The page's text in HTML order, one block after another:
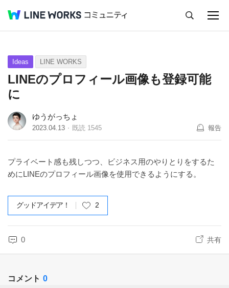
Q&A Tips Ideas
Ideas LINE WORKS
LINEのプロフィール画像も登録可能
に
ゆうがっちょ
2023.04.13 既読 1545 報告
プライベート感も残しつつ、ビジネス用のやりとりをするた
めにLINEのプロフィール画像を使用できるようにする。
グッドアイデア！ 2
0 共有
コメント 0